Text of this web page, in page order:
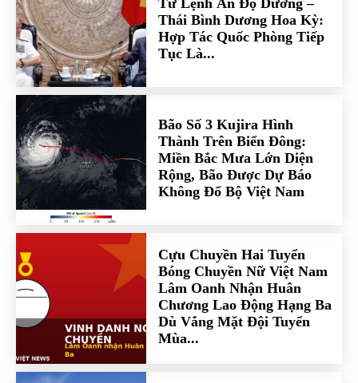
Thái Bình Dương Hoa Kỳ:
Hợp Tác Quốc Phòng Tiếp
Tục Là...
Bão Số 3 Kujira Hình
Thành Trên Biển Đông:
Miền Bắc Mưa Lớn Diện
Rộng, Bão Được Dự Báo
Không Đổ Bộ Việt Nam
Cựu Chuyền Hai Tuyển
Bóng Chuyền Nữ Việt Nam
Lâm Oanh Nhận Huân
Chương Lao Động Hạng Ba
Dù Vắng Mặt Đội Tuyển
Mùa...